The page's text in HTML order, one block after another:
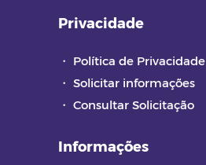
Privacidade
・ Política de Privacidade
・ Solicitar informações
・ Consultar Solicitação
Informações